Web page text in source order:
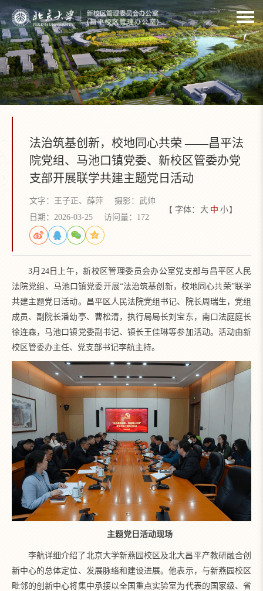
法治筑基创新，校地同心共荣 ——昌平法
院党组、马池口镇党委、新校区管委办党
支部开展联学共建主题党日活动
文字：王子正、薛萍
摄影：武帅
日期：2026-03-25
访问量： 172
【 字体： 大 中 小】
3月24日上午，新校区管理委员会办公室党支部与昌平区人民
法院党组、马池口镇党委开展“法治筑基创新，校地同心共荣”联学
共建主题党日活动。昌平区人民法院党组书记、院长周瑞生，党组
成员、副院长潘幼亭、曹松清，执行局局长刘宝东，南口法庭庭长
徐连森，马池口镇党委副书记、镇长王佳琳等参加活动。活动由新
校区管委办主任、党支部书记李航主持。
主题党日活动现场
李航详细介绍了北京大学新燕园校区及北大昌平产教研融合创
新中心的总体定位、发展脉络和建设进展。他表示，与新燕园校区
毗邻的创新中心将集中承接以全国重点实验室为代表的国家级、省